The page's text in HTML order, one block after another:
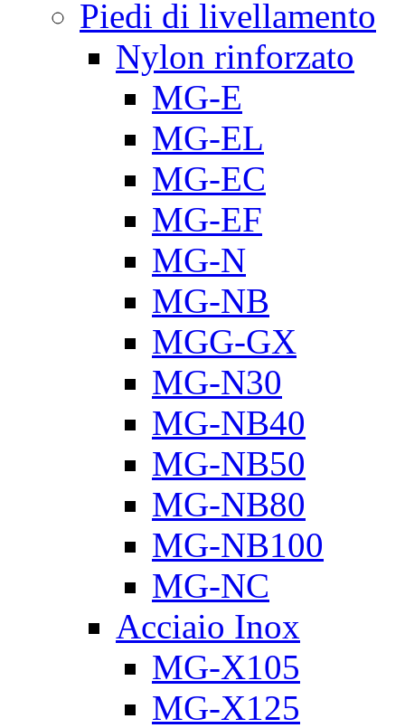
Piedi di livellamento
Nylon rinforzato
MG-E
MG-EL
MG-EC
MG-EF
MG-N
MG-NB
MGG-GX
MG-N30
MG-NB40
MG-NB50
MG-NB80
MG-NB100
MG-NC
Acciaio Inox
MG-X105
MG-X125